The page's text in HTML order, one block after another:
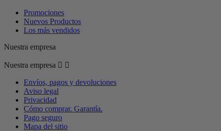
Promociones
Nuevos Productos
Los más vendidos
Nuestra empresa
Nuestra empresa  
Envíos, pagos y devoluciones
Aviso legal
Privacidad
Cómo comprar. Garantía.
Pago seguro
Mapa del sitio